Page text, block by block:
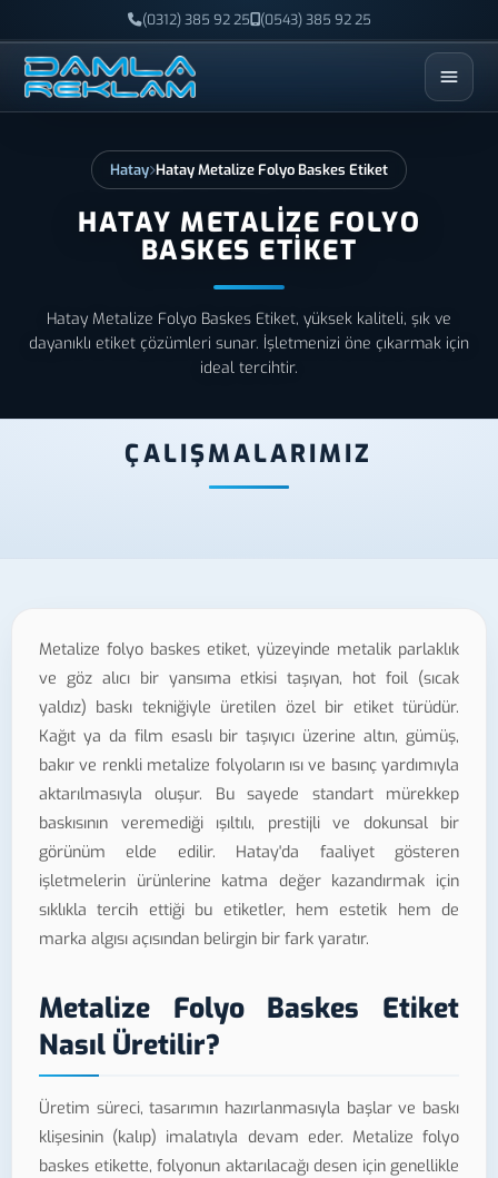
(0312) 385 92 25 (0543) 385 92 25
ESC
Hatay Hatay Metalize Folyo Baskes Etiket
HATAY METALIZE FOLYO
BASKES ETIKET
Hatay Metalize Folyo Baskes Etiket, yüksek kaliteli, şık ve
dayanıklı etiket çözümleri sunar. İşletmenizi öne çıkarmak için
ideal tercihtir.
ÇALIŞMALARIMIZ
Metalize folyo baskes etiket, yüzeyinde metalik parlaklık
ve göz alıcı bir yansıma etkisi taşıyan, hot foil (sıcak
yaldız) baskı tekniğiyle üretilen özel bir etiket türüdür.
Kağıt ya da film esaslı bir taşıyıcı üzerine altın, gümüş,
bakır ve renkli metalize folyoların ısı ve basınç yardımıyla
aktarılmasıyla oluşur. Bu sayede standart mürekkep
baskısının veremediği ışıltılı, prestijli ve dokunsal bir
görünüm elde edilir. Hatay'da faaliyet gösteren
işletmelerin ürünlerine katma değer kazandırmak için
sıklıkla tercih ettiği bu etiketler, hem estetik hem de
marka algısı açısından belirgin bir fark yaratır.
Metalize Folyo Baskes Etiket
Nasıl Üretilir?
Üretim süreci, tasarımın hazırlanmasıyla başlar ve baskı
klişesinin (kalıp) imalatıyla devam eder. Metalize folyo
baskes etikette, folyonun aktarılacağı desen için genellikle